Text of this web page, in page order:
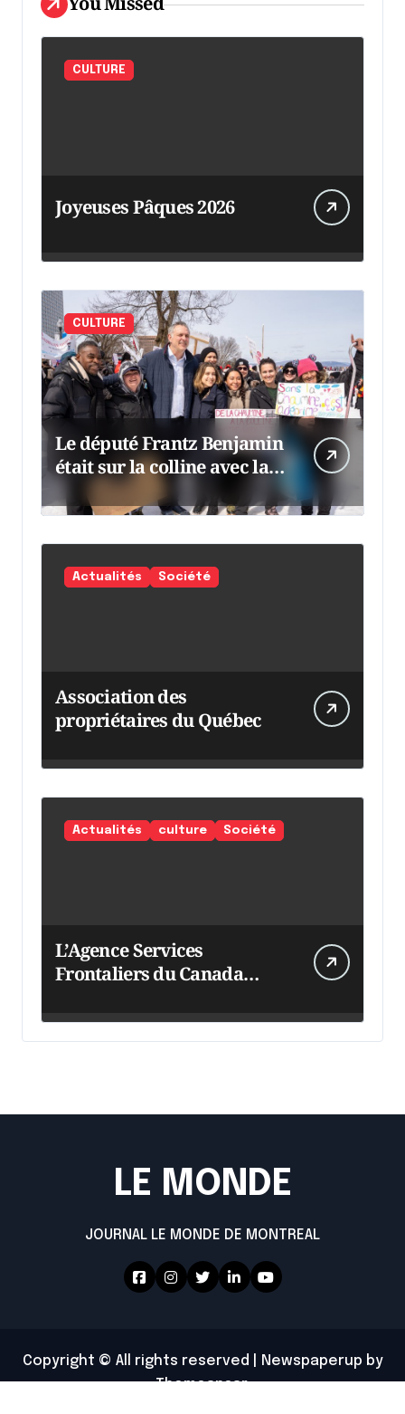
CULTURE
Joyeuses Pâques 2026
CULTURE
Le député Frantz Benjamin
était sur la colline avec la
chaumine
Actualités Société
Association des
propriétaires du Québec
Actualités culture Société
L’Agence Services
Frontaliers du Canada
LE MONDE
JOURNAL LE MONDE DE MONTREAL
Copyright © All rights reserved Newspaperup by
Themeansar.